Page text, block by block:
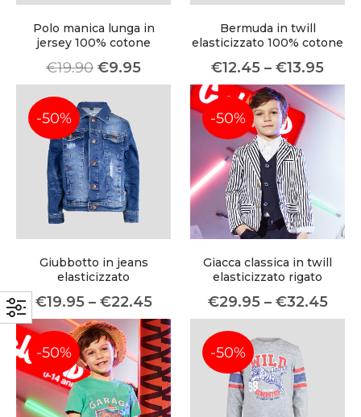
Polo manica lunga in
jersey 100% cotone
€19.90 €9.95
Bermuda in twill
elasticizzato 100% cotone
€12.45 – €13.95
-50%
Giubbotto in jeans
elasticizzato
€19.95– €22.45
-50%
Giacca classica in twill
elasticizzato rigato
€29.95– €32.45
-50% -50%